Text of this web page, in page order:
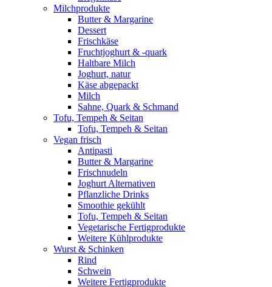
Milchprodukte
Butter & Margarine
Dessert
Frischkäse
Fruchtjoghurt & -quark
Haltbare Milch
Joghurt, natur
Käse abgepackt
Milch
Sahne, Quark & Schmand
Tofu, Tempeh & Seitan
Tofu, Tempeh & Seitan
Vegan frisch
Antipasti
Butter & Margarine
Frischnudeln
Joghurt Alternativen
Pflanzliche Drinks
Smoothie gekühlt
Tofu, Tempeh & Seitan
Vegetarische Fertigprodukte
Weitere Kühlprodukte
Wurst & Schinken
Rind
Schwein
Weitere Fertigprodukte